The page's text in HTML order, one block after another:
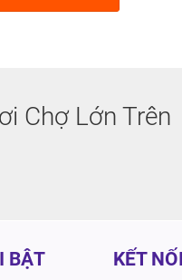
Chợ Lớn Trên
BẬT KẾT